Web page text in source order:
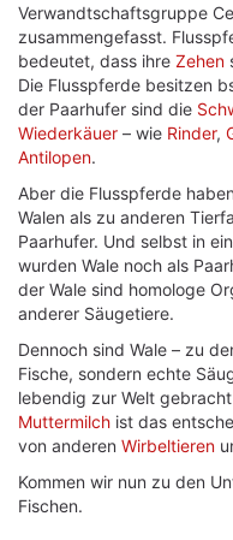
Verwandtschaftsgruppe
zusammengefasst.
bedeutet, dass ihre Zehen
Die Flusspferde besitzen
der Paarhufer sind die
Wiederkäuer – wie Rinder,
Antilopen.
Aber die Flusspferde
Walen als zu anderen
Paarhufer. Und selbst in
wurden Wale noch als
der Wale sind homologe
anderer Säugetiere.
Dennoch sind Wale – zu
Fische, sondern echte
lebendig zur Welt
Muttermilch ist das
von anderen Wirbeltieren
Kommen wir nun zu den
Fischen.